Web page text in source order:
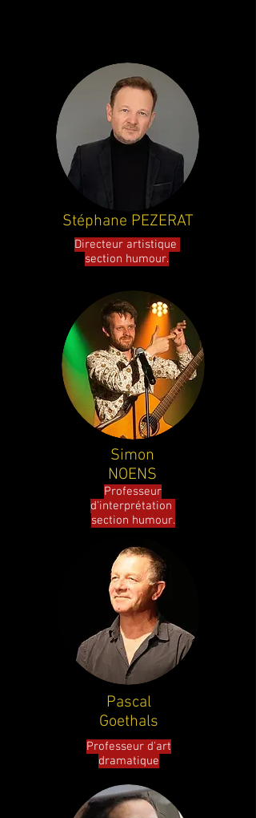
Stéphane PEZERAT
Directeur artistique
section humour.
Simon
NOENS
Professeur
d'interprétation
section humour.
Pascal
Goethals
Professeur d'art
dramatique